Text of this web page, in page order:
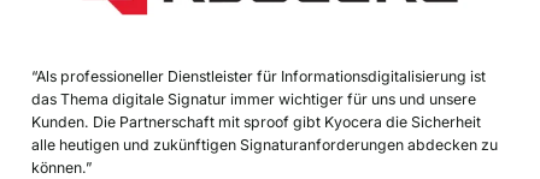
“Als professioneller Dienstleister für Informationsdigitalisierung ist
das Thema digitale Signatur immer wichtiger für uns und unsere
Kunden. Die Partnerschaft mit sproof gibt Kyocera die Sicherheit
alle heutigen und zukünftigen Signaturanforderungen abdecken zu
können.”